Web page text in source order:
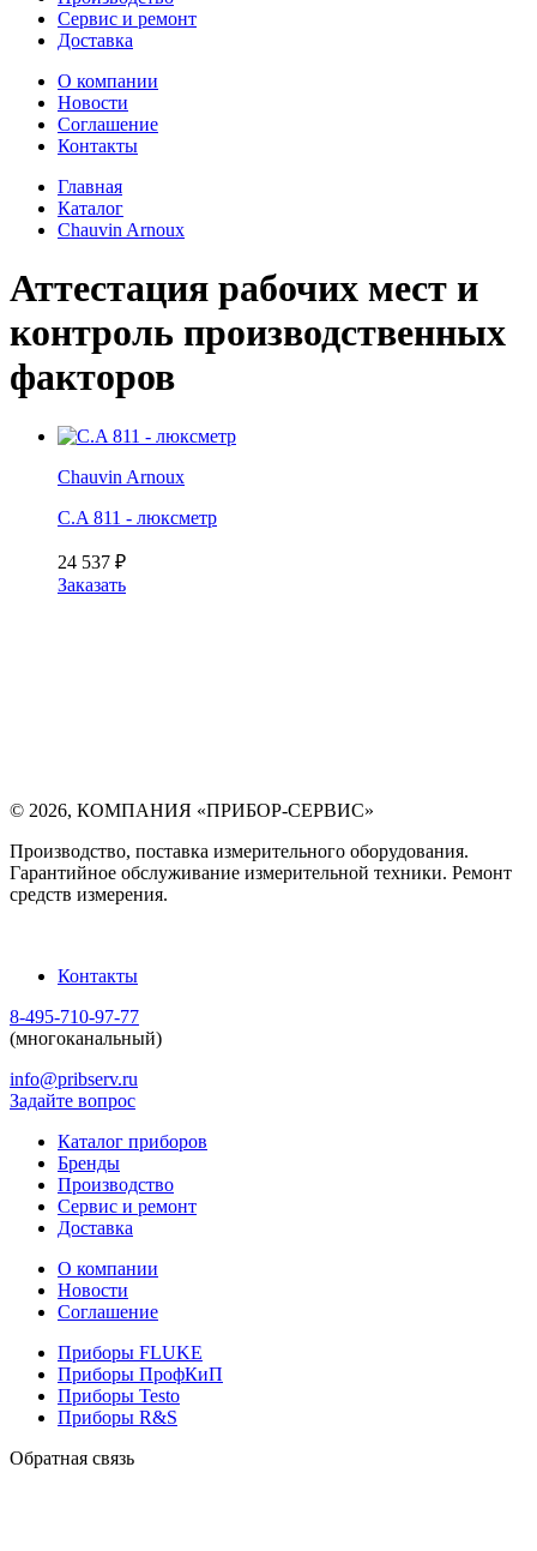
Сервис и ремонт
Доставка
О компании
Новости
Соглашение
Контакты
Главная
Каталог
Chauvin Arnoux
Аттестация рабочих мест и
контроль производственных
факторов
Chauvin Arnoux
C.A 811 - люксметр
24 537 ₽
Заказать
© 2026, КОМПАНИЯ «ПРИБОР-СЕРВИС»
Производство, поставка измерительного оборудования.
Гарантийное обслуживание измерительной техники. Ремонт
средств измерения.
Контакты
8-495-710-97-77
(многоканальный)
info@pribserv.ru
Задайте вопрос
Каталог приборов
Бренды
Производство
Сервис и ремонт
Доставка
О компании
Новости
Соглашение
Приборы FLUKE
Приборы ПрофКиП
Приборы Testo
Приборы R&S
Обратная связь